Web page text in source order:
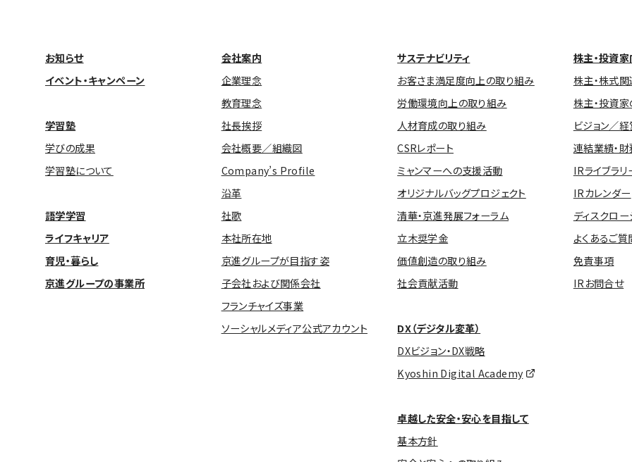
お知らせ
イベント・キャンペーン
学習塾
学びの成果
学習塾について
語学学習
ライフキャリア
育児・暮らし
京進グループの事業所
会社案内
企業理念
教育理念
社長挨拶
会社概要／組織図
Company’s Profile
沿革
社歌
本社所在地
京進グループが目指す姿
子会社および関係会社
フランチャイズ事業
ソーシャルメディア公式アカウント
サステナビリティ
お客さま満足度向上の取り組み
労働環境向上の取り組み
人材育成の取り組み
CSRレポート
ミャンマーへの支援活動
オリジナルバッグプロジェクト
清華・京進発展フォーラム
立木奨学金
価値創造の取り組み
社会貢献活動
DX（デジタル変革）
DXビジョン・DX戦略
Kyoshin Digital Academy
卓越した安全・安心を目指して
基本方針
株主・投資
株主・株式
株主・投資
ビジョン／
連結業績・
IRライブラリ
IRカレンダー
ディスクロ
よくあるご質
免責事項
IRお問合せ